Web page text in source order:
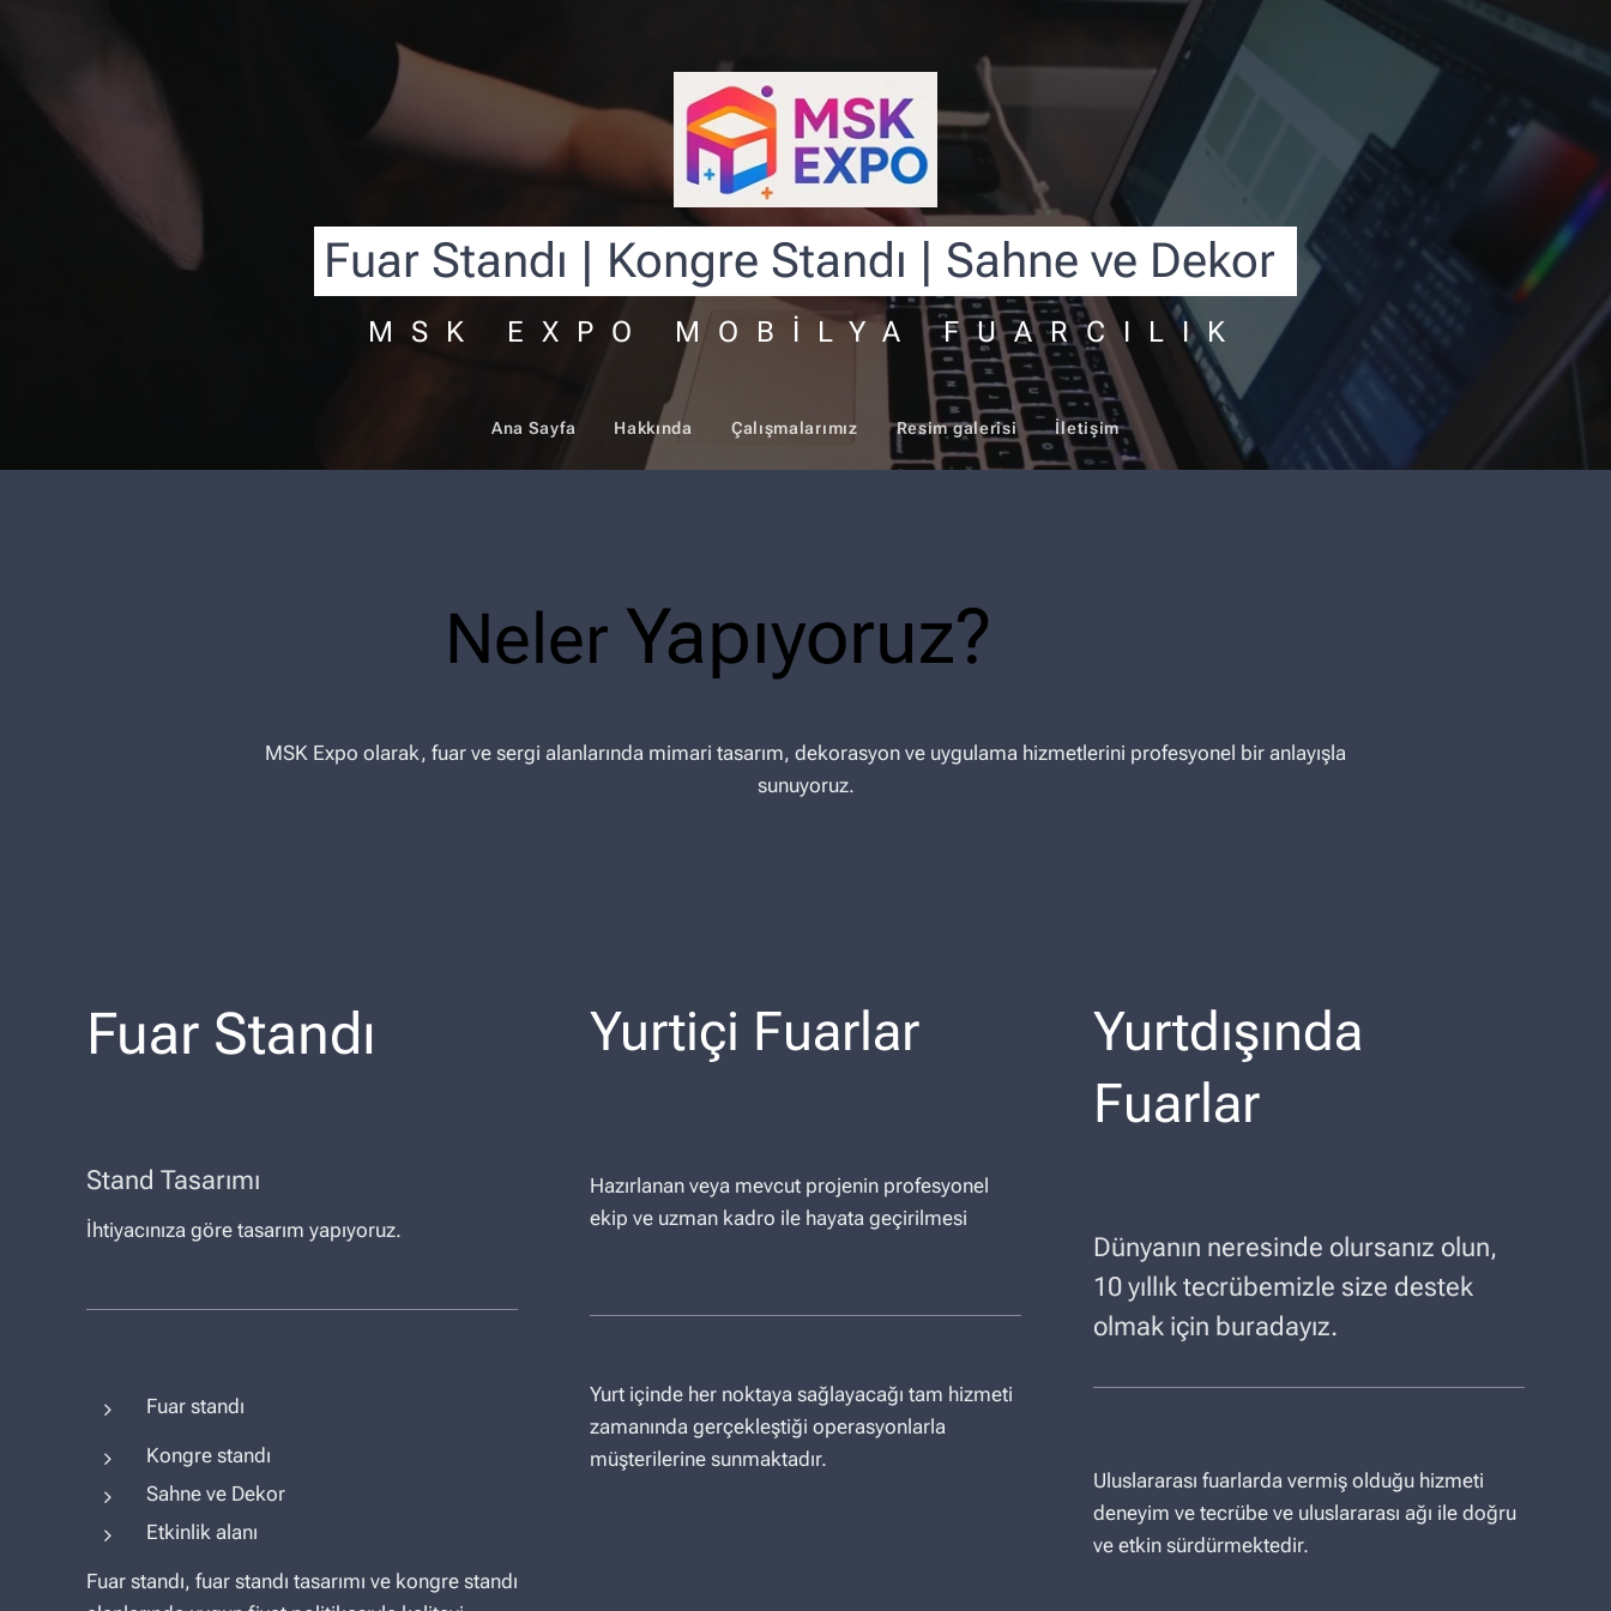
Fuar Standı | Kongre Standı | Sahne ve Dekor
MSK EXPO MOBİLYA FUARCILIK
Ana Sayfa Hakkında Çalışmalarımız Resim galerisi İletişim
Neler Yapıyoruz?
MSK Expo olarak, fuar ve sergi alanlarında mimari tasarım, dekorasyon ve uygulama hizmetlerini profesyonel bir anlayışla
sunuyoruz.
Fuar Standı
Stand Tasarımı
İhtiyacınıza göre tasarım yapıyoruz.
Fuar standı
Kongre standı
Sahne ve Dekor
Etkinlik alanı
Fuar standı, fuar standı tasarımı ve kongre standı
Yurtiçi Fuarlar
Hazırlanan veya mevcut projenin profesyonel
ekip ve uzman kadro ile hayata geçirilmesi
Yurt içinde her noktaya sağlayacağı tam hizmeti
zamanında gerçekleştiği operasyonlarla
müşterilerine sunmaktadır.
Yurtdışında
Fuarlar
Dünyanın neresinde olursanız olun,
10 yıllık tecrübemizle size destek
olmak için buradayız.​
Uluslararası fuarlarda vermiş olduğu hizmeti
deneyim ve tecrübe ve uluslararası ağı ile doğru
ve etkin sürdürmektedir.